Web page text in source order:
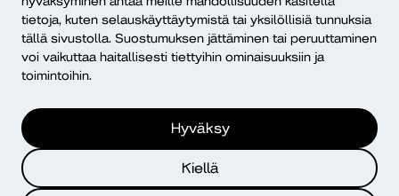
tietoja, kuten selauskäyttäytymistä tai yksilöllisiä tunnuksia
tällä sivustolla. Suostumuksen jättäminen tai peruuttaminen
voi vaikuttaa haitallisesti tiettyihin ominaisuuksiin ja
toimintoihin.
Hyväksy
Kiellä
Terveydenhoitajaopiskelijoiden antama palaute
imetyscase-korteista oli positiivista. Lähes kaikki
opiskelijat kokivat, että korttien hyödyntäminen
imetysnäytössä on erinomaista. Korttien koettiin olevan
myös hyödyllisiä imetysohjaamisen suunnittelussa.
Opiskelijoiden antamien palautteiden mukaan he saivat
konkreettisia esimerkkejä imetysongelmista, joita voivat
työssään kohdata.